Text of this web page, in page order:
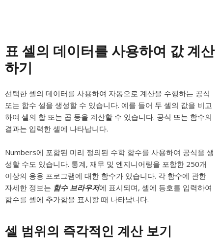
표 셀의 데이터를 사용하여 값 계산
하기
선택한 셀의 데이터를 사용하여 자동으로 계산을 수행하는 공식
또는 함수 셀을 생성할 수 있습니다. 예를 들어 두 셀의 값을 비교
하여 셀의 합 또는 곱 등을 계산할 수 있습니다. 공식 또는 함수의
결과는 입력한 셀에 나타납니다.
Numbers에 포함된 미리 정의된 수학 함수를 사용하여 공식을 생
성할 수도 있습니다. 통계, 재무 및 엔지니어링을 포함한 250개
이상의 응용 프로그램에 대한 함수가 있습니다. 각 함수에 관한
자세한 정보는 함수 브라우저에 표시되며, 셀에 등호를 입력하여
함수를 셀에 추가함을 표시할 때 나타납니다.
셀 범위의 즉각적인 계산 보기